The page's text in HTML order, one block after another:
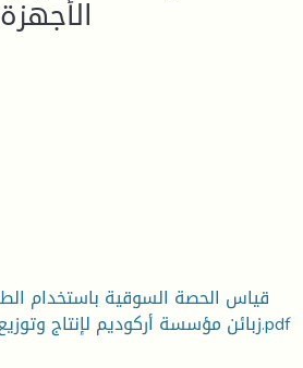
قياس الحصة السوقية باستخدام
زبائن مؤسسة أركوديم لإنتاج وتوزيع الأجهزة الالكترومنزلية.pdf